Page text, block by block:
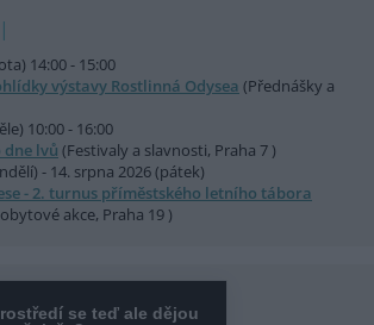
14:00 - 15:00
výstavy Rostlinná Odysea (Přednášky a
10:00 - 16:00
dne lvů (Festivaly a slavnosti, Praha 7 )
- 14. srpna 2026 (pátek)
- 2. turnus příměstského letního tábora
akce, Praha 19 )